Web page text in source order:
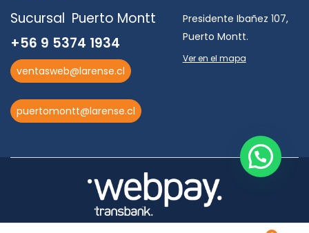
Sucursal Puerto Montt
+56 9 5374 1934
ventasweb@larense.cl
puertomontt@larense.cl
Presidente Ibañez 107,
Puerto Montt.
Ver en el mapa